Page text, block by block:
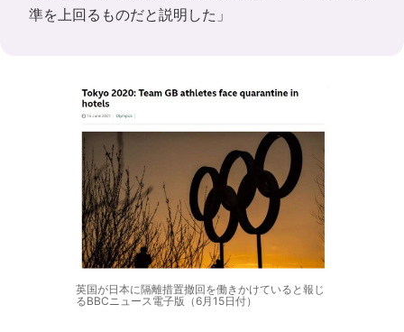
準を上回るものだと説明した」
英国が日本に隔離措置撤回を働きかけていると報じ
るBBCニュース電子版（6月15日付）